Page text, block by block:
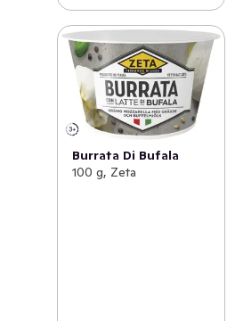
Burrata Di Bufala
100 g, Zeta